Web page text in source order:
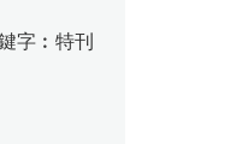
字︰特刊